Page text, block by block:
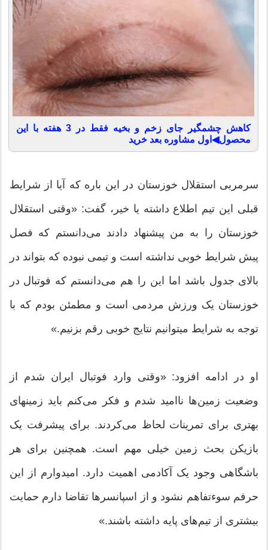
کاهش چشمگیر جای زخم و بخیه فقط در 3 هفته با این
محصول◀اول مشاوره بعد خرید
سرمربی استقلال خوزستان در این باره که آیا از شرایط
قبلی این تیم اطلاع داشته یا خیر، گفت: «وقتی استقلال
خوزستان را به من پیشنهاد دادند می‌دانستم که فصل
پیش شرایط خوبی نداشته است و تیمی نبوده که بتواند در
بالای جدول باشد اما این را هم می‌دانستم که فوتبال در
خوزستان یک ورزش مردمی است و مطمئن بودم که با
توجه به شرایط میتوانیم نتایج خوبی رقم بزنیم.»
او در ادامه افزود: «وقتی وارد فوتبال ایران شدم از
وضعیت زمین‌ها ناامید شدم و فکر می‌کنم باید زمینهای
بهتری برای تمرینات لحاظ می‌کردند. برای پیشرفت یک
بازیکن بحث زمین خیلی مهم است. همچنین برای هر
باشگاهی وجود یک آکادمی اهمیت دارد. امیدوارم از این
حرفم سوءتفاهم نشود و از اسپانسرها تقاضا دارم حمایت
بیشتری از تیم‌های پایه داشته باشند.»